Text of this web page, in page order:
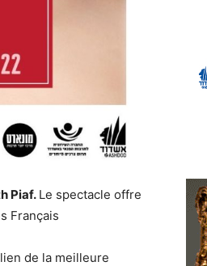
Piaf. Le spectacle offre
Français
de la meilleure